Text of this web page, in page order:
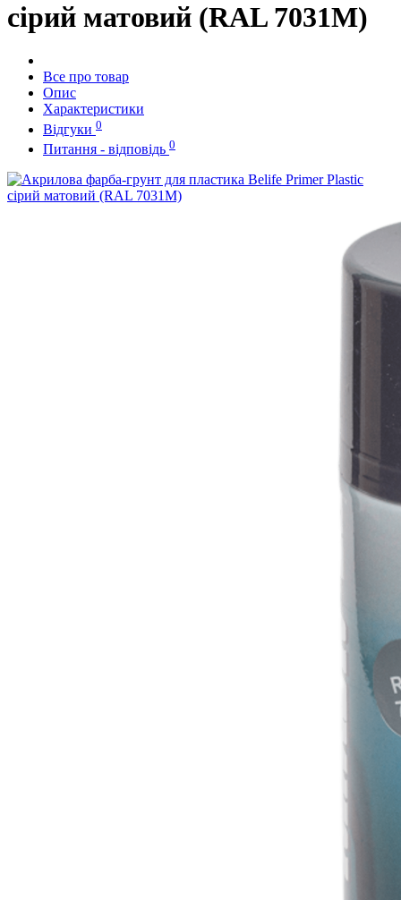
сірий матовий (RAL 7031M)
Все про товар
Опис
Характеристики
Відгуки 0
Питання - відповідь 0